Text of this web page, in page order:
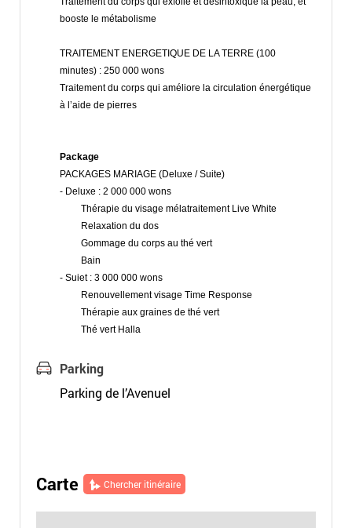
booste le métabolisme
TRAITEMENT ENERGETIQUE DE LA TERRE (100
minutes) : 250 000 wons
Traitement du corps qui améliore la circulation énergétique
à l’aide de pierres
Package
PACKAGES MARIAGE (Deluxe / Suite)
- Deluxe : 2 000 000 wons
Thérapie du visage mélatraitement Live White
Relaxation du dos
Gommage du corps au thé vert
Bain
- Suiet : 3 000 000 wons
Renouvellement visage Time Response
Thérapie aux graines de thé vert
Thé vert Halla
Parking
Parking de l’Avenuel
Carte Chercher itinéraire